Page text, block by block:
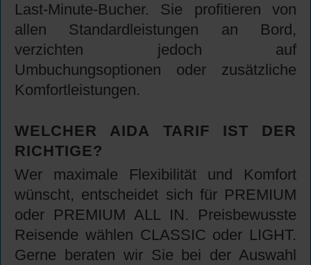
Last-Minute-Bucher. Sie profitieren von
allen Standardleistungen an Bord,
verzichten jedoch auf
Umbuchungsoptionen oder zusätzliche
Komfortleistungen.
WELCHER AIDA TARIF IST DER
RICHTIGE?
Wer maximale Flexibilität und Komfort
wünscht, entscheidet sich für PREMIUM
oder PREMIUM ALL IN. Preisbewusste
Reisende wählen CLASSIC oder LIGHT.
Gerne beraten wir Sie bei der Auswahl